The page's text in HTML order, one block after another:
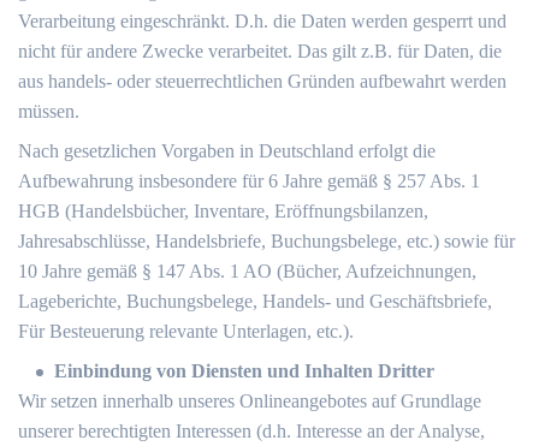
Verarbeitung eingeschränkt. D.h. die Daten werden gesperrt und
nicht für andere Zwecke verarbeitet. Das gilt z.B. für Daten, die
aus handels- oder steuerrechtlichen Gründen aufbewahrt werden
müssen.
Nach gesetzlichen Vorgaben in Deutschland erfolgt die
Aufbewahrung insbesondere für 6 Jahre gemäß § 257 Abs. 1
HGB (Handelsbücher, Inventare, Eröffnungsbilanzen,
Jahresabschlüsse, Handelsbriefe, Buchungsbelege, etc.) sowie für
10 Jahre gemäß § 147 Abs. 1 AO (Bücher, Aufzeichnungen,
Lageberichte, Buchungsbelege, Handels- und Geschäftsbriefe,
Für Besteuerung relevante Unterlagen, etc.).
Einbindung von Diensten und Inhalten Dritter
Wir setzen innerhalb unseres Onlineangebotes auf Grundlage
unserer berechtigten Interessen (d.h. Interesse an der Analyse,